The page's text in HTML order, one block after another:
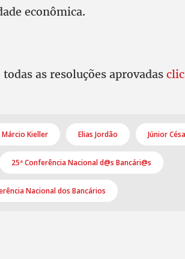
econômica.
as resoluções aprovadas
Márcio Kieller Elias Jordão Júnior
25ª Conferência Nacional d@s Bancári@s
Nacional dos Bancários